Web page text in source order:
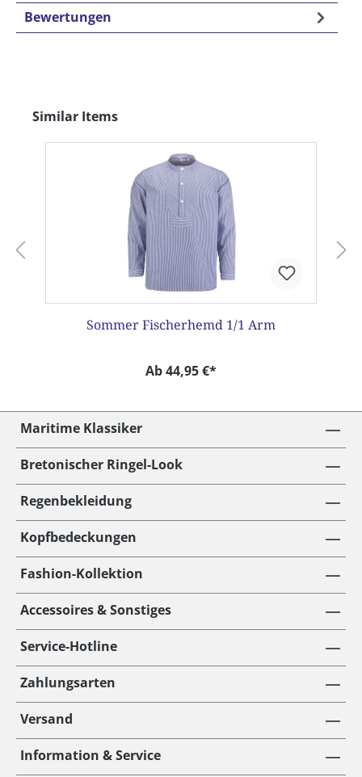
Bewertungen
Produktgalerie überspringen
Similar Items
Sommer Fischerhemd 1/1 Arm
Ab 44,95 €*
Maritime Klassiker
Bretonischer Ringel-Look
Regenbekleidung
Kopfbedeckungen
Fashion-Kollektion
Accessoires & Sonstiges
Service-Hotline
Zahlungsarten
Versand
Information & Service